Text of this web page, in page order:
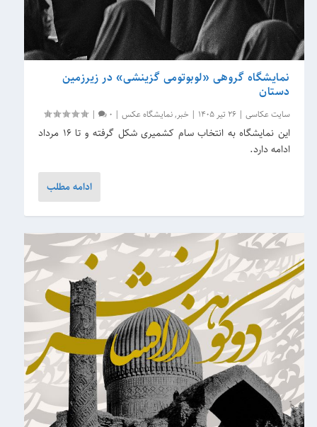
نمایشگاه گروهی «لوبوتومی گزینشی» در زیرزمین
دستان
سایت عکاسی |26 تیر 1405 | خبر,نمایشگاه عکس |
0
|
این نمایشگاه به انتخاب سام کشمیری شکل گرفته و تا 16 مرداد
ادامه دارد.
ادامه مطلب